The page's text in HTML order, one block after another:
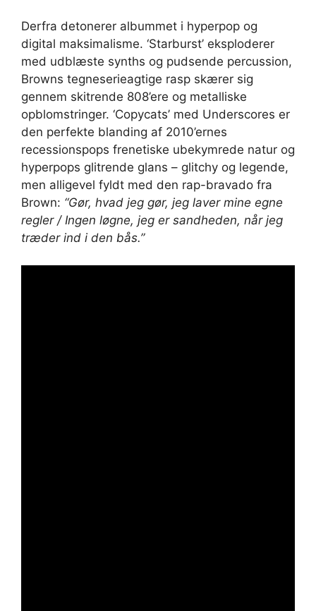
Derfra detonerer albummet i hyperpop og
digital maksimalisme. ‘Starburst’ eksploderer
med udblæste synths og pudsende percussion,
Browns tegneserieagtige rasp skærer sig
gennem skitrende 808’ere og metalliske
opblomstringer. ‘Copycats’ med Underscores er
den perfekte blanding af 2010’ernes
recessionspops frenetiske ubekymrede natur og
hyperpops glitrende glans – glitchy og legende,
men alligevel fyldt med den rap-bravado fra
Brown: “Gør, hvad jeg gør, jeg laver mine egne
regler / Ingen løgne, jeg er sandheden, når jeg
træder ind i den bås.”